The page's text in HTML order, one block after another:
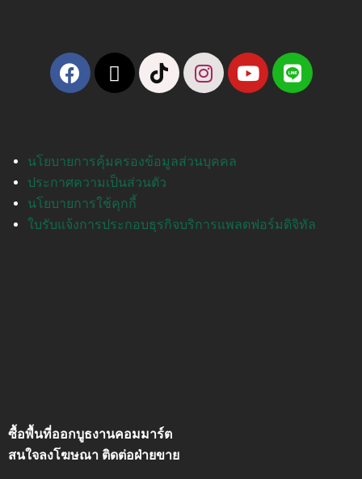
นโยบายการคุ้มครองข้อมูลส่วนบุคคล
ประกาศความเป็นส่วนตัว
นโยบายการใช้คุกกี้
ใบรับแจ้งการประกอบธุรกิจบริการแพลตฟอร์มดิจิทัล
ซื้อพื้นที่ออกบูธงานคอมมาร์ต
สนใจลงโฆษณา ติดต่อฝ่ายขาย